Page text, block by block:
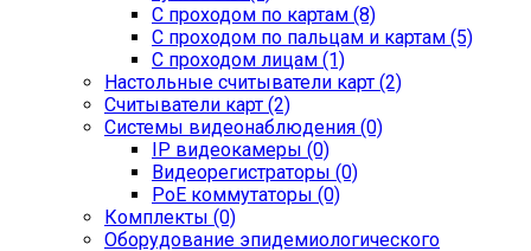
С проходом по картам (8)
С проходом по пальцам и картам (5)
С проходом лицам (1)
Настольные считыватели карт (2)
Считыватели карт (2)
Системы видеонаблюдения (0)
IP видеокамеры (0)
Видеорегистраторы (0)
PoE коммутаторы (0)
Комплекты (0)
Оборудование эпидемиологического